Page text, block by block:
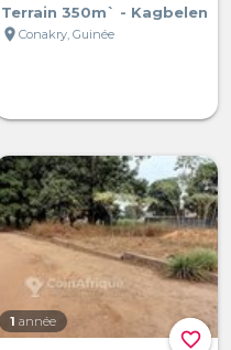
Terrain 350m` - Kagbelen
location_on Conakry, Guinée
favorite_border
1 année